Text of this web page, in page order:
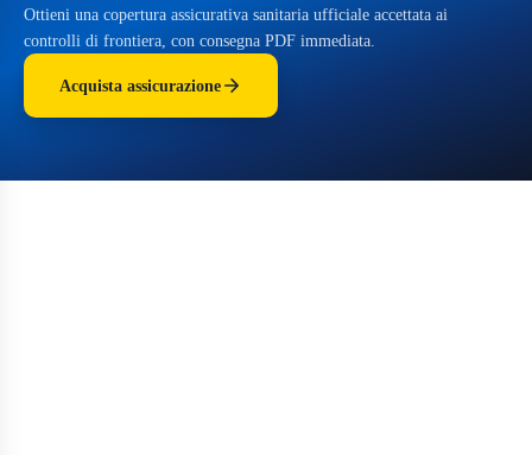
Ottieni una copertura assicurativa sanitaria ufficiale accettata ai
controlli di frontiera, con consegna PDF immediata.
Acquista assicurazione